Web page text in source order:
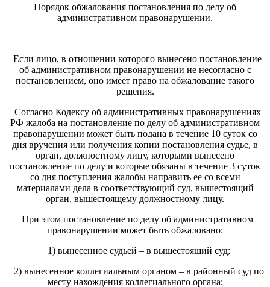
Порядок обжалования постановления по делу об
административном правонарушении.
Если лицо, в отношении которого вынесено постановление
об административном правонарушении не несогласно с
постановлением, оно имеет право на обжалование такого
решения.
Согласно Кодексу об административных правонарушениях
РФ жалоба на постановление по делу об административном
правонарушении может быть подана в течение 10 суток со
дня вручения или получения копии постановления судье, в
орган, должностному лицу, которыми вынесено
постановление по делу и которые обязаны в течение 3 суток
со дня поступления жалобы направить ее со всеми
материалами дела в соответствующий суд, вышестоящий
орган, вышестоящему должностному лицу.
При этом постановление по делу об административном
правонарушении может быть обжаловано:
1) вынесенное судьей – в вышестоящий суд;
2) вынесенное коллегиальным органом – в районный суд по
месту нахождения коллегиального органа;